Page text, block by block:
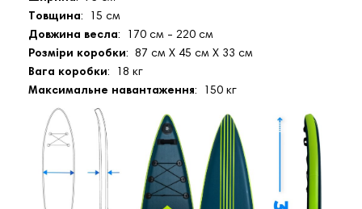
Товщина: 15 см
Довжина весла: 170 см - 220 см
Розміри коробки: 87 см X 45 см X 33 см
Вага коробки: 18 кг
Максимальне навантаження: 150 кг